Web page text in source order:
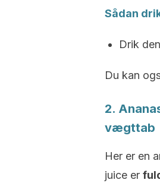
Sådan
Drik
Du kan
2.
vægttab
Her er en
juice er